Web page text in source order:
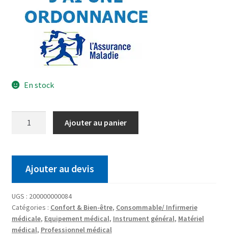
En stock
Ajouter au panier
Ajouter au devis
UGS : 200000000084
Catégories : Confort & Bien-être, Consommable/ Infirmerie
médicale, Equipement médical, Instrument général, Matériel
médical, Professionnel médical